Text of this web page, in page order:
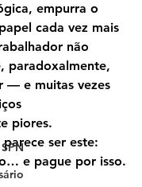
empurra o
cada vez mais
não
paradoxalmente,
— e muitas vezes
piores.
ser este:
e pague por isso.